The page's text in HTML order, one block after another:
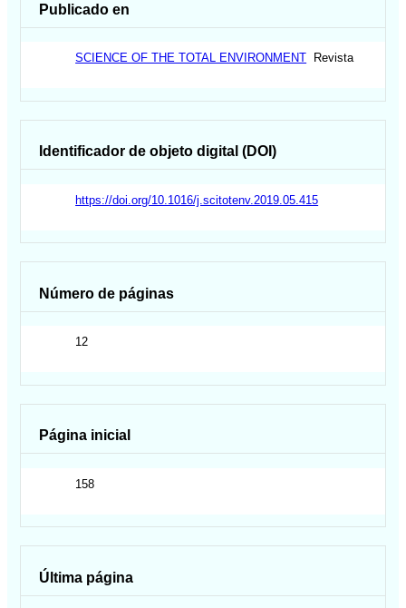
Publicado en
SCIENCE OF THE TOTAL ENVIRONMENT Revista
Identificador de objeto digital (DOI)
https://doi.org/10.1016/j.scitotenv.2019.05.415
Número de páginas
12
Página inicial
158
Última página